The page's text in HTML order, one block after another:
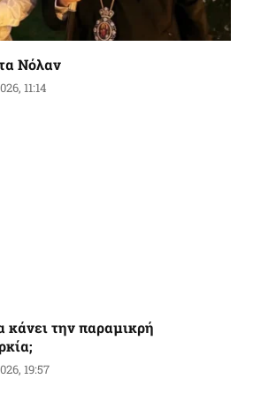
Νόλαν
11:14
κάνει την παραμικρή
19:57